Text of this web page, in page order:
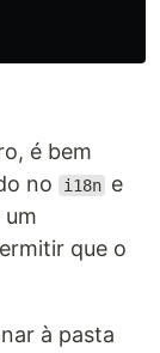
é bem
no
i18n e
que o
à pasta